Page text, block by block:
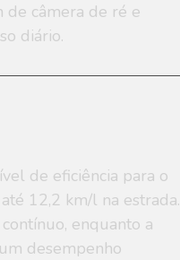
de câmera de ré e
diário.
de eficiência para o
12,2 km/l na estrada.
enquanto a
desempenho